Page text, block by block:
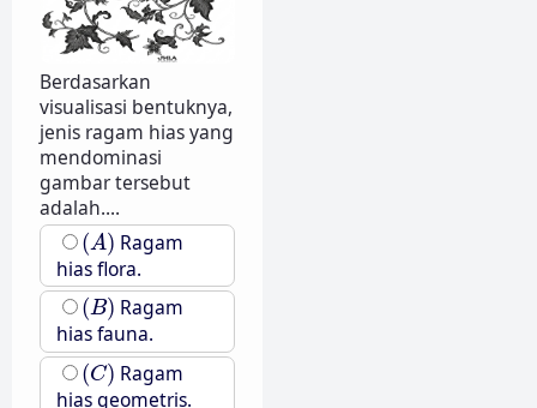
Berdasarkan
visualisasi bentuknya,
jenis ragam hias yang
mendominasi
gambar tersebut
adalah....
(A)
(A) Ragam
hias flora.
(B)
(B) Ragam
hias fauna.
(C)
(C) Ragam
hias geometris.